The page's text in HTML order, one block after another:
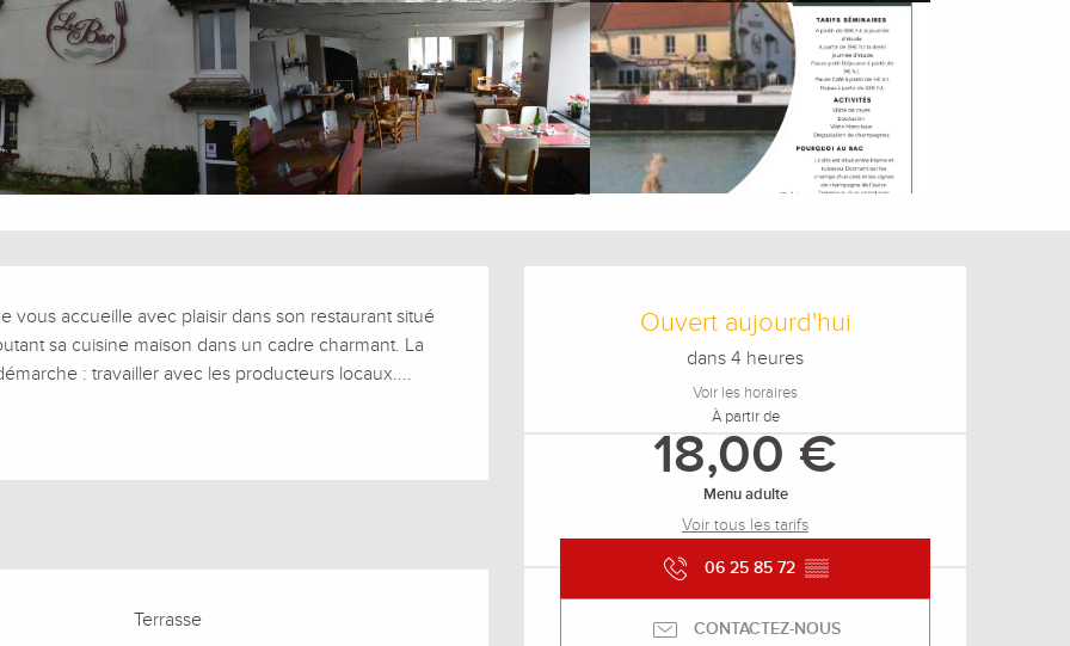
Ouverture et
Ouvert aujourd'hui
dans 4 heures
Voir les horaires
À partir de
18,00 €
Menu adulte
Voir tous les tarifs
06 25 85 72 ▒▒
CONTACTEZ-NOUS
accueille avec plaisir dans son restaurant situé
sa cuisine maison dans un cadre charmant. La
: travailler avec les producteurs locaux....
Terrasse